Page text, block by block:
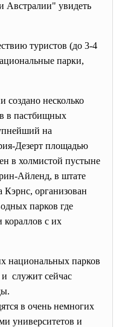
Австралии" увидеть
туристов (до 3-4
парки,
несколько
в пастбищных
на
Дезерт площадью
в холмистой пустыне
Айленд, в штате
Кэрнс, организован
парков где
кораллов с их
национальных парков
и служит сейчас
в очень немногих
университетов и